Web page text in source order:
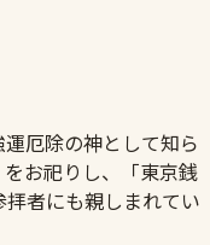
厄除の神として知ら
お祀りし、「東京銭
者にも親しまれてい